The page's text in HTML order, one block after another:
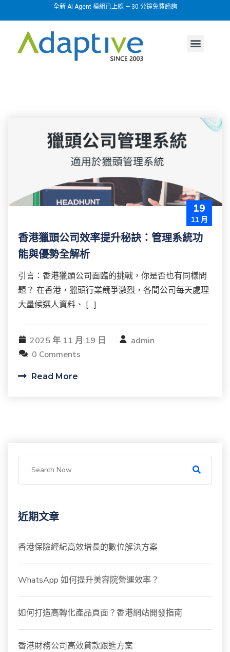
全新 AI Agent 模組已上線 — 30 分鐘免費諮詢
19
11 月
香港獵頭公司效率提升秘訣：管理系統功
能與優勢全解析
引言：香港獵頭公司面臨的挑戰，你是否也有同樣問
題？ 在香港，獵頭行業競爭激烈，各間公司每天處理
大量候選人資料、 […]
2025 年 11 月 19 日
admin
0 Comments
Read More
近期文章
香港保險經紀高效增長的數位解決方案
WhatsApp 如何提升美容院營運效率？
如何打造高轉化產品頁面？香港網站開發指南
香港財務公司高效貸款跟進方案